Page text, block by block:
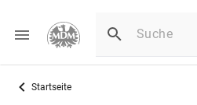
Startseite